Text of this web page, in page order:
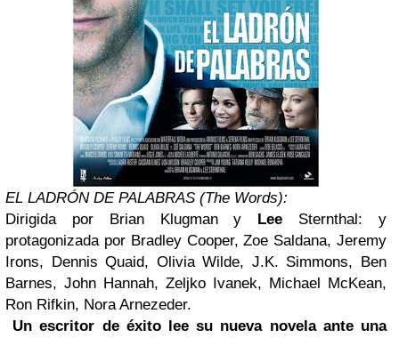
EL LADRÓN DE PALABRAS (The Words):
Dirigida por Brian Klugman y Lee Sternthal: y
protagonizada por Bradley Cooper, Zoe Saldana, Jeremy
Irons, Dennis Quaid, Olivia Wilde, J.K. Simmons, Ben
Barnes, John Hannah, Zeljko Ivanek, Michael McKean,
Ron Rifkin, Nora Arnezeder.
Un escritor de éxito lee su nueva novela ante una